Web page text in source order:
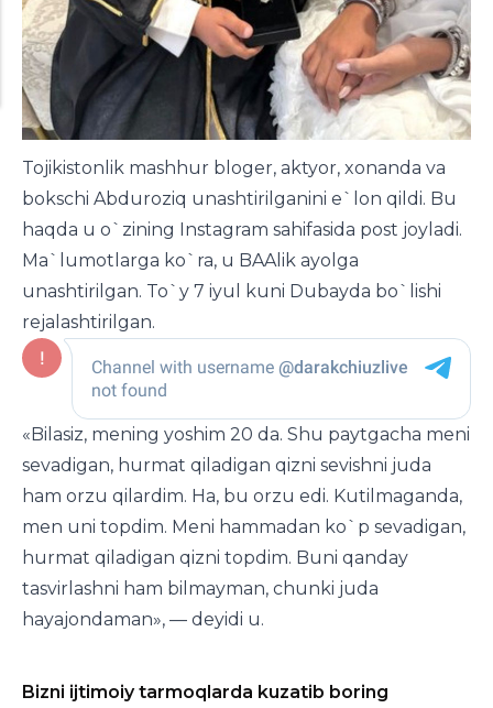
Tojikistonlik mashhur bloger, aktyor, xonanda va
bokschi Abduroziq unashtirilganini e`lon qildi. Bu
haqda u o`zining Instagram sahifasida post joyladi.
Ma`lumotlarga ko`ra, u BAAlik ayolga
unashtirilgan. To`y 7 iyul kuni Dubayda bo`lishi
rejalashtirilgan.
«Bilasiz, mening yoshim 20 da. Shu paytgacha meni
sevadigan, hurmat qiladigan qizni sevishni juda
ham orzu qilardim. Ha, bu orzu edi. Kutilmaganda,
men uni topdim. Meni hammadan ko`p sevadigan,
hurmat qiladigan qizni topdim. Buni qanday
tasvirlashni ham bilmayman, chunki juda
hayajondaman», — deyidi u.
Bizni ijtimoiy tarmoqlarda kuzatib boring